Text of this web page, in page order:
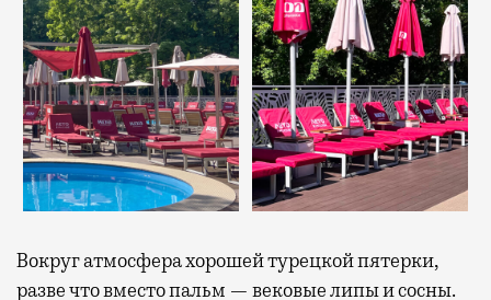
Вокруг атмосфера хорошей турецкой пятерки,
разве что вместо пальм — вековые липы и сосны.